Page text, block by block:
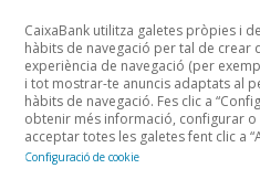
Anàlisi sectorial
CaixaBank utilitza galetes pròpies i
hàbits de navegació per tal de crear
experiència de navegació (per
i tot mostrar-te anuncis adaptats al
hàbits de navegació. Fes clic a
obtenir més informació, configurar o
acceptar totes les galetes fent clic a
Configuració de cookie